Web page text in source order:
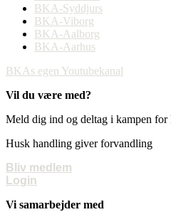
BKA-Syddjurs
BKA-Viborg
BKA-Aalborg
BKA-Aarhus
BKAs egen Youtubekanal
Vil du være med?
Meld dig ind og deltag i kampen for
Husk handling giver forvandling
Bliv medlem
Login
Vi samarbejder med